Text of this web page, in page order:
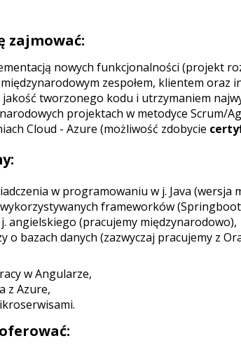
zajmować:
nowych funkcjonalności (projekt
międzynarodowym zespołem, klientem oraz
tworzonego kodu i utrzymaniem
projektach w metodyce Scrum/
Cloud - Azure (możliwość zdobycie
w programowaniu w j. Java (wersja
frameworków
angielskiego (pracujemy międzynarodowo),
o bazach danych (zazwyczaj pracujemy z
w Angularze,
z Azure,